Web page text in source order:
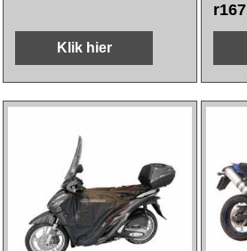
Klik hier
r167